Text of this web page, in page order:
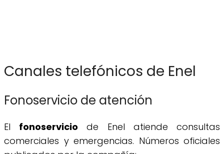
Canales telefónicos de Enel
Fonoservicio de atención
El fonoservicio de Enel atiende consultas
comerciales y emergencias. Números oficiales